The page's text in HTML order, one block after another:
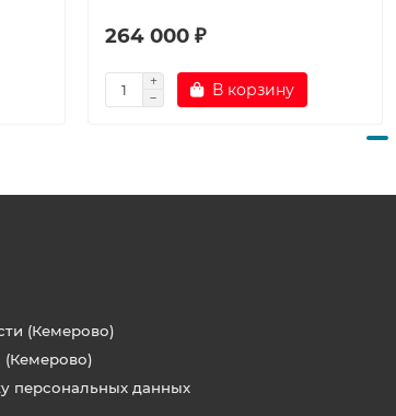
264 000 ₽
В корзину
(Кемерово)
(Кемерово)
персональных данных